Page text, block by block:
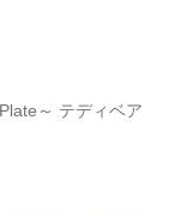
～ テディベア